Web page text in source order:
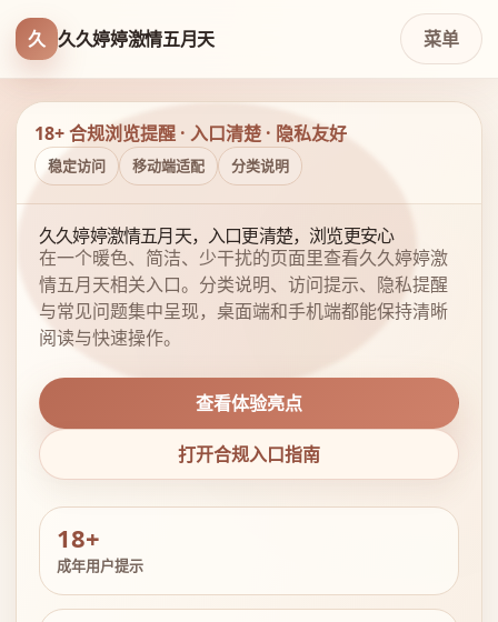
久 久久婷婷激情五月天 菜单
18+ 合规浏览提醒 · 入口清楚 · 隐私友好
稳定访问 移动端适配 分类说明
久久婷婷激情五月天，入口更清楚，浏览更安心
在一个暖色、简洁、少干扰的页面里查看久久婷婷激
情五月天相关入口。分类说明、访问提示、隐私提醒
与常见问题集中呈现，桌面端和手机端都能保持清晰
阅读与快速操作。
查看体验亮点
打开合规入口指南
18+
成年用户提示